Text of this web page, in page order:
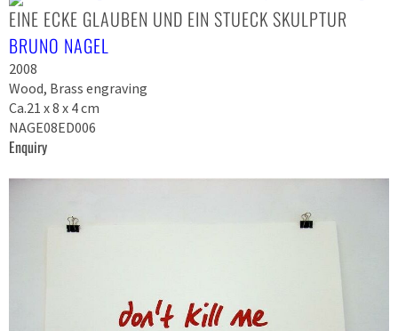
EINE ECKE GLAUBEN UND EIN STUECK SKULPTUR
BRUNO NAGEL
2008
Wood, Brass engraving
Ca.21 x 8 x 4 cm
NAGE08ED006
Enquiry